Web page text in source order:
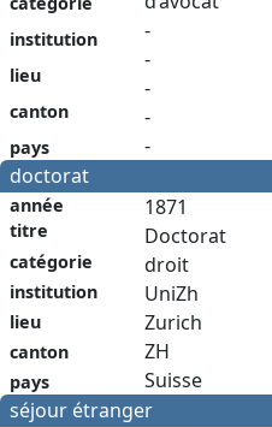
institution
lieu
canton
pays
-
-
-
-
-
doctorat
année
titre
catégorie
institution
lieu
canton
pays
1871
Doctorat
droit
UniZh
Zurich
ZH
Suisse
séjour étranger